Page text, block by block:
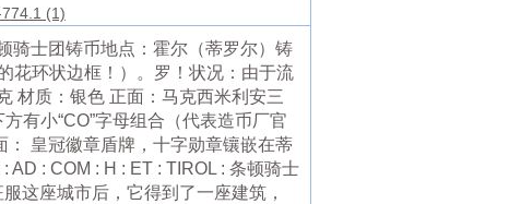
(1)
骑士团铸币地点：霍尔（蒂罗尔）铸
花环状边框！）。罗！状况：由于流
材质：银色 正面：马克西米利安三
有小“CO”字母组合（代表造币厂官
： 皇冠徽章盾牌，十字勋章镶嵌在蒂
: COM : H : ET : TIROL : 条顿骑士
这座城市后，它得到了一座建筑，